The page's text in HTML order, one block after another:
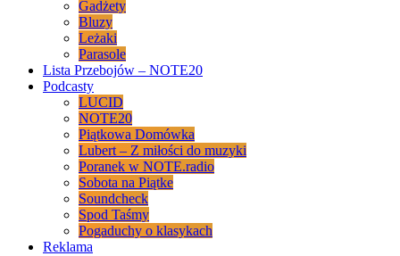
Gadżety
Bluzy
Leżaki
Parasole
Lista Przebojów – NOTE20
Podcasty
LUCID
NOTE20
Piątkowa Domówka
Lubert – Z miłości do muzyki
Poranek w NOTE.radio
Sobota na Piątke
Soundcheck
Spod Taśmy
Pogaduchy o klasykach
Reklama